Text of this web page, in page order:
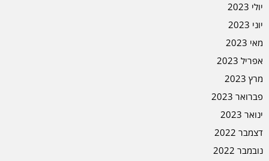
יולי 2023
יוני 2023
מאי 2023
אפריל 2023
מרץ 2023
פברואר 2023
ינואר 2023
דצמבר 2022
נובמבר 2022